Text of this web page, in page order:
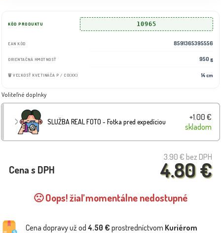
KÓD PRODUKTU 10965
EAN KÓD 8591365395556
ORIENTAČNÁ HMOTNOSŤ 950 g
🗑️ VEĽKOSŤ KVETINÁČA P / CO(XX) 14 cm
Voliteľné doplnky
SLUŽBA REAL FOTO - Fotka pred expedíciou
+1.00 €
skladom
3.90 € bez DPH
4.80 €
Cena s DPH
🙁 Oops! žiaľ momentálne nedostupné
Cena dopravy už od 4.50 € prostredníctvom Kuriérom